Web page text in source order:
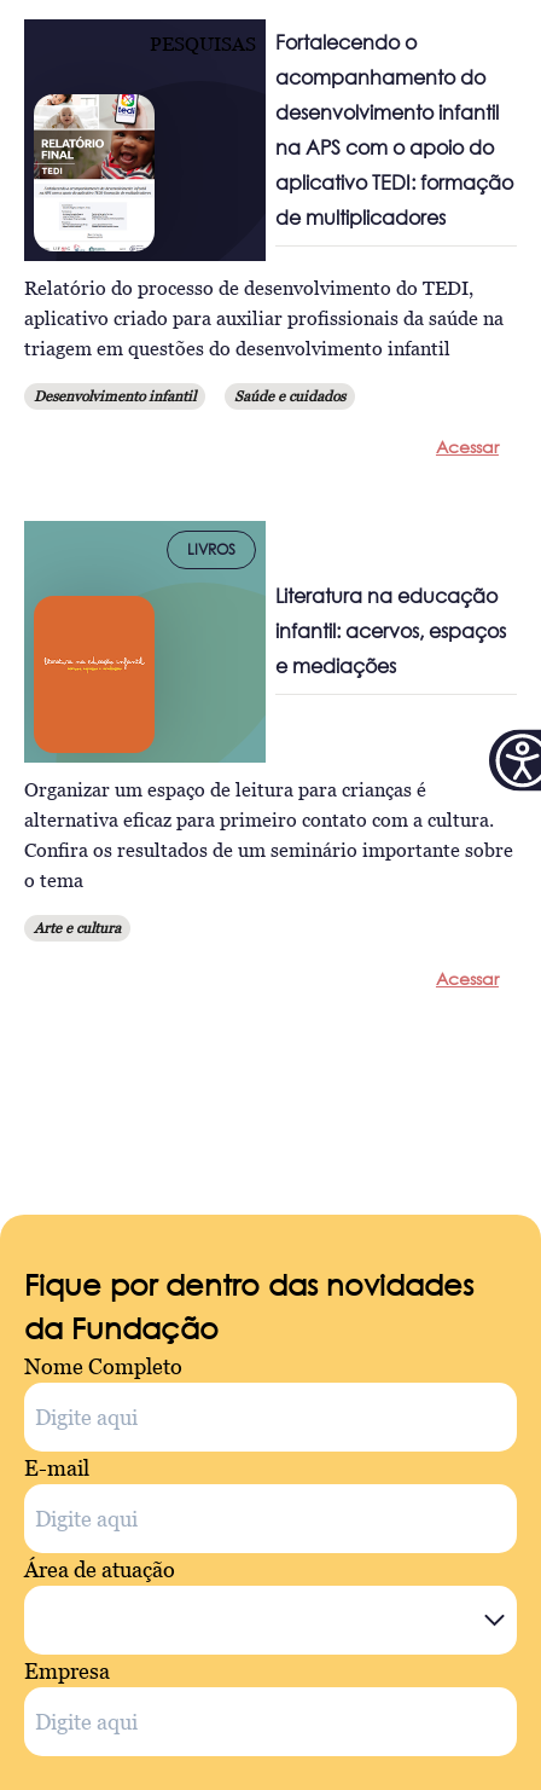
PESQUISAS
Fortalecendo o
acompanhamento do
desenvolvimento infantil
na APS com o apoio do
aplicativo TEDI: formação
de multiplicadores
Relatório do processo de desenvolvimento do TEDI,
aplicativo criado para auxiliar profissionais da saúde na
triagem em questões do desenvolvimento infantil
Desenvolvimento infantil Saúde e cuidados
Acessar
LIVROS
Literatura na educação
infantil: acervos, espaços
e mediações
Organizar um espaço de leitura para crianças é
alternativa eficaz para primeiro contato com a cultura.
Confira os resultados de um seminário importante sobre
o tema
Arte e cultura
Acessar
Fique por dentro das novidades
da Fundação
Nome Completo
E-mail
Área de atuação
Empresa